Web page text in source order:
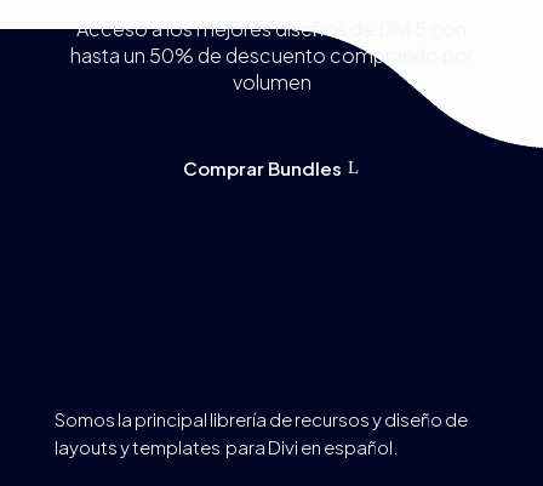
Acceso a los mejores diseños de Divi 5 con
hasta un 50% de descuento comprando por
volumen
Comprar Bundles
Somos la principal librería de recursos y diseño de
layouts y templates para Divi en español.